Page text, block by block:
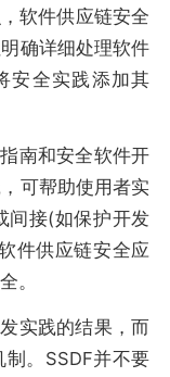
软件供应链安全
确详细处理软件
安全实践添加其
南和安全软件开
可帮助使用者实
间接(如保护开发
件供应链安全应
。
实践的结果，而
。SSDF并不要